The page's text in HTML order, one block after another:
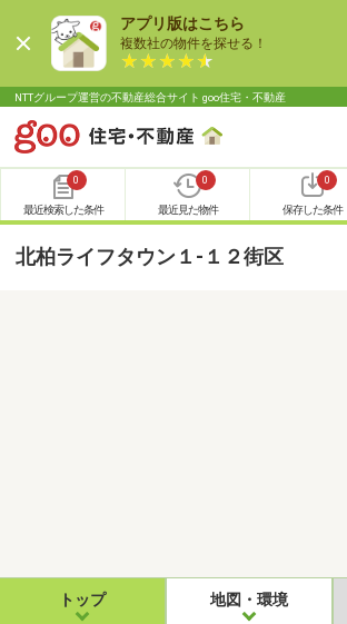
アプリ版はこちら
複数社の物件を探せる！
NTTグループ運営の不動産総合サイト goo住宅・不動産
0
最近検索した条件
0
最近見た物件
0
保存した条件
北柏ライフタウン１-１２街区
トップ 地図・環境